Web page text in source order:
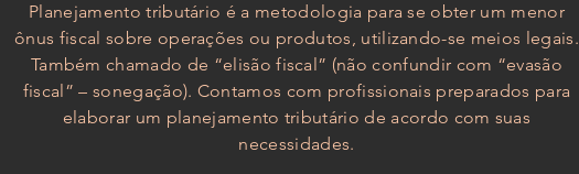
Planejamento tributário é a metodologia para se obter um menor
ônus fiscal sobre operações ou produtos, utilizando-se meios legais.
Também chamado de “elisão fiscal” (não confundir com “evasão
fiscal” – sonegação). Contamos com profissionais preparados para
elaborar um planejamento tributário de acordo com suas
necessidades.